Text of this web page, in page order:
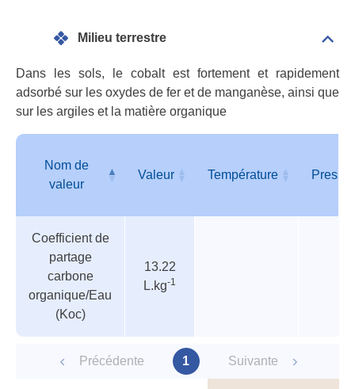
Milieu terrestre
Dans les sols, le cobalt est fortement et rapidement
adsorbé sur les oxydes de fer et de manganèse, ainsi que
sur les argiles et la matière organique
des
paramètres
Nom de
valeur
Valeur Température
valeur
Coefficient de
partage
carbone
organique/Eau
(Koc)
13.22
L.kg-1
Précédente 1 Suivante